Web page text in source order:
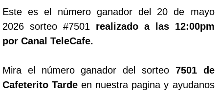
Este es el número ganador del 20 de mayo
2026 sorteo #7501 realizado a las 12:00pm
por Canal TeleCafe.
Mira el número ganador del sorteo 7501 de
Cafeterito Tarde en nuestra pagina y ayudanos